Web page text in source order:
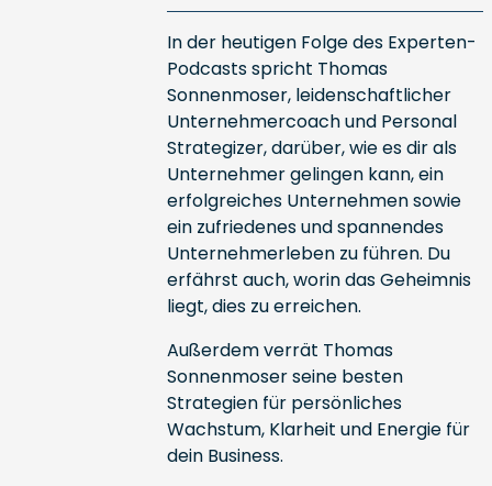
In der heutigen Folge des Experten-
Podcasts spricht Thomas
Sonnenmoser, leidenschaftlicher
Unternehmercoach und Personal
Strategizer, darüber, wie es dir als
Unternehmer gelingen kann, ein
erfolgreiches Unternehmen sowie
ein zufriedenes und spannendes
Unternehmerleben zu führen. Du
erfährst auch, worin das Geheimnis
liegt, dies zu erreichen.
Außerdem verrät Thomas
Sonnenmoser seine besten
Strategien für persönliches
Wachstum, Klarheit und Energie für
dein Business.